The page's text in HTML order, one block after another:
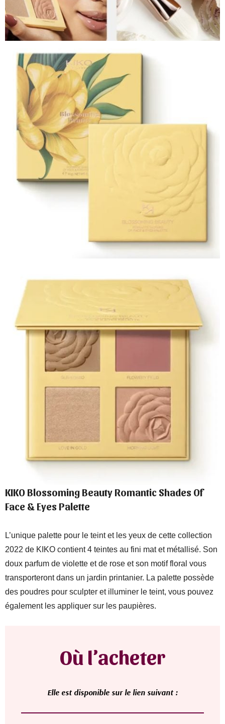
KIKO Blossoming Beauty Romantic Shades Of
Face & Eyes Palette
L’unique palette pour le teint et les yeux de cette collection
2022 de KIKO contient 4 teintes au fini mat et métallisé. Son
doux parfum de violette et de rose et son motif floral vous
transporteront dans un jardin printanier. La palette possède
des poudres pour sculpter et illuminer le teint, vous pouvez
également les appliquer sur les paupières.
Où l’acheter
Elle est disponible sur le lien suivant :